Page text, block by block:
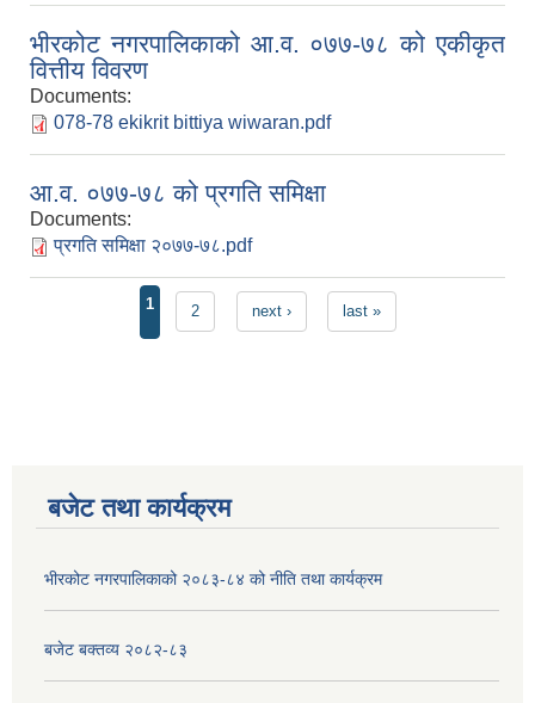
भीरकोट नगरपालिकाको आ.व. ०७७-७८ को एकीकृत
वित्तीय विवरण
Documents:
078-78 ekikrit bittiya wiwaran.pdf
आ.व. ०७७-७८ को प्रगति समिक्षा
Documents:
प्रगति समिक्षा २०७७-७८.pdf
1 2 next › last »
बजेट तथा कार्यक्रम
भीरकोट नगरपालिकाको २०८३-८४ को नीति तथा कार्यक्रम
बजेट बक्तव्य २०८२-८३